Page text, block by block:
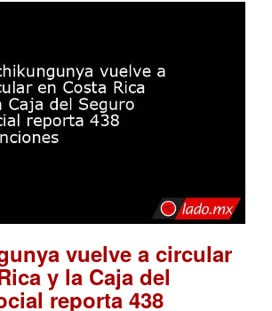
vuelve a circular
y la Caja del
reporta 438